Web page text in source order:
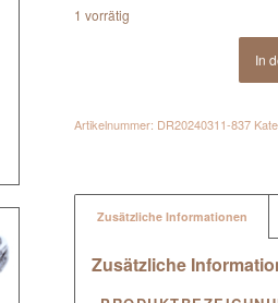
1 vorrätig
In
Artikelnummer: DR20240311-837
Zusätzliche Informationen
Zusätzliche